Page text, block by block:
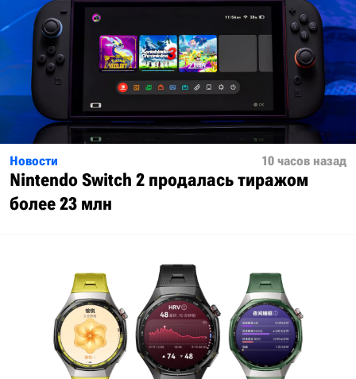
Новости 10 часов назад
Nintendo Switch 2 продалась тиражом
более 23 млн